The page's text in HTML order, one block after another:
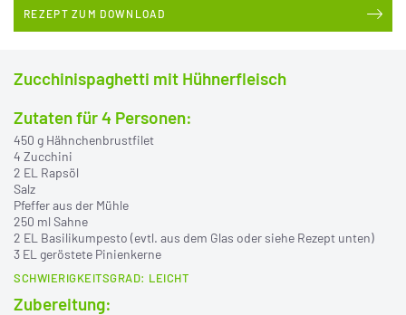
REZEPT ZUM DOWNLOAD
Zucchinispaghetti mit Hühnerfleisch
Zutaten für 4 Personen:
450 g Hähnchenbrustfilet
4 Zucchini
2 EL Rapsöl
Salz
Pfeffer aus der Mühle
250 ml Sahne
2 EL Basilikumpesto (evtl. aus dem Glas oder siehe Rezept unten)
3 EL geröstete Pinienkerne
SCHWIERIGKEITSGRAD: LEICHT
Zubereitung: